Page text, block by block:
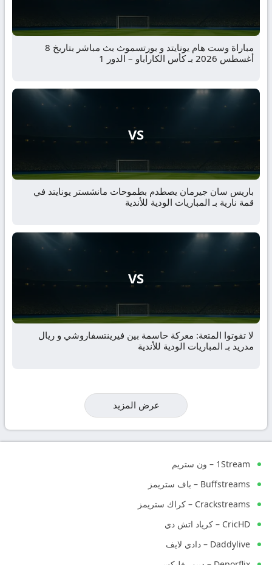
مباراة وست هام يونايتد و بورتسموث بث مباشر بتاريخ 8
أغسطس 2026 بـ كأس الكاراباو – الدور 1
VS
باريس سان جيرمان يصطدم بطموحات مانشستر يونايتد في
قمة نارية بـ المباريات الودية للأندية
VS
لا تفوتوا المتعة: معركة حاسمة بين فيرينتسفاروشي و ريال
مدريد بـ المباريات الودية للأندية
عرض المزيد
1Stream – ون ستريم
Buffstreams – باف ستريمز
Crackstreams – كراك ستريمز
CricHD – كرياد اتش دي
Daddylive – دادي لايف